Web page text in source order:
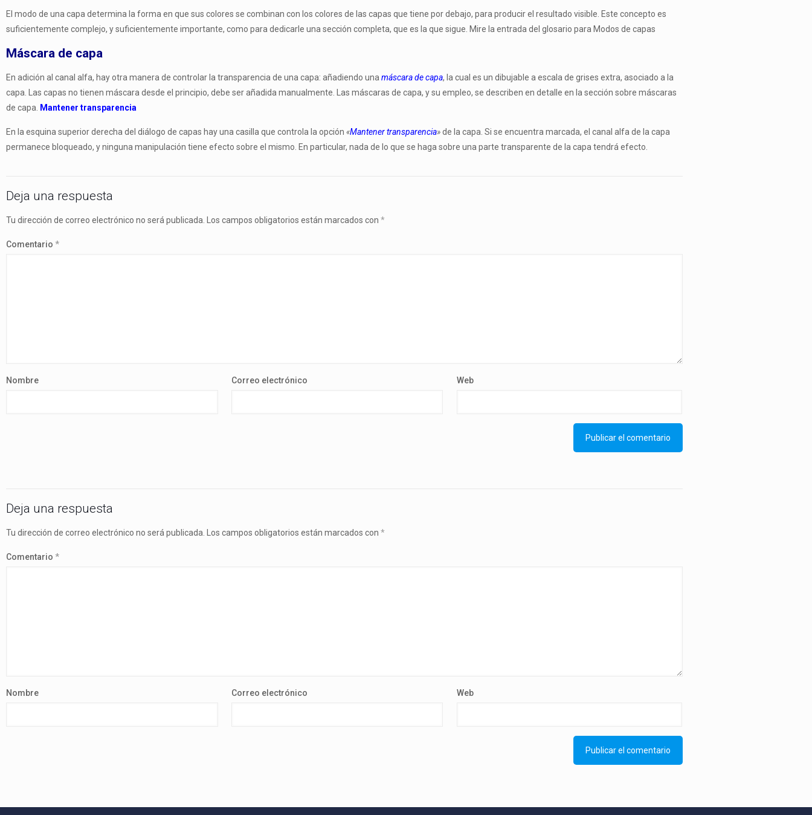
El modo de una capa determina la forma en que sus colores se combinan con los colores de las capas que tiene por debajo, para producir el resultado visible. Este concepto es
suficientemente complejo, y suficientemente importante, como para dedicarle una sección completa, que es la que sigue. Mire la entrada del glosario para Modos de capas
Máscara de capa
En adición al canal alfa, hay otra manera de controlar la transparencia de una capa: añadiendo una máscara de capa, la cual es un dibujable a escala de grises extra, asociado a la
capa. Las capas no tienen máscara desde el principio, debe ser añadida manualmente. Las máscaras de capa, y su empleo, se describen en detalle en la sección sobre máscaras
de capa.
Mantener transparencia
En la esquina superior derecha del diálogo de capas hay una casilla que controla la opción «Mantener transparencia»de la capa. Si se encuentra marcada, el canal alfa de la capa
permanece bloqueado, y ninguna manipulación tiene efecto sobre el mismo. En particular, nada de lo que se haga sobre una parte transparente de la capa tendrá efecto.
Deja una respuesta
Tu dirección de correo electrónico no será publicada. Los campos obligatorios están marcados con *
Comentario *
Nombre Correo electrónico Web
Deja una respuesta
Tu dirección de correo electrónico no será publicada. Los campos obligatorios están marcados con *
Comentario *
Nombre Correo electrónico Web